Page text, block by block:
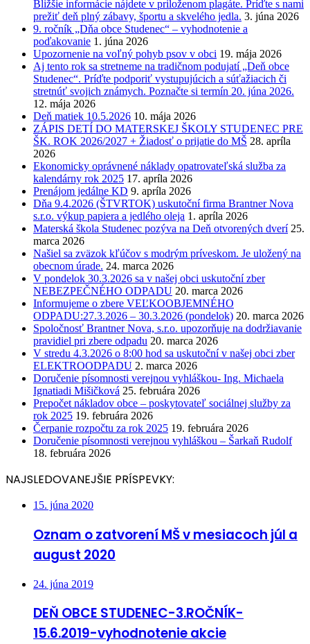
Bližšie informácie nájdete v priloženom plagáte. Príďte s nami
prežiť deň plný zábavy, športu a skvelého jedla. 3. júna 2026
9. ročník „Dňa obce Studenec“ – vyhodnotenie a
poďakovanie 1. júna 2026
Upozornenie na voľný pohyb psov v obci 19. mája 2026
Aj tento rok sa stretneme na tradičnom podujatí „Deň obce
Studenec“. Príďte podporiť vystupujúcich a súťažiacich či
stretnúť svojich známych. Poznačte si termín 20. júna 2026.
12. mája 2026
Deň matiek 10.5.2026 10. mája 2026
ZÁPIS DETÍ DO MATERSKEJ ŠKOLY STUDENEC PRE
ŠK. ROK 2026/2027 + Žiadosť o prijatie do MŠ 28. apríla
2026
Ekonomicky oprávnené náklady opatrovateľská služba za
kalendárny rok 2025 17. apríla 2026
Prenájom jedálne KD 9. apríla 2026
Dňa 9.4.2026 (ŠTVRTOK) uskutoční firma Brantner Nova
s.r.o. výkup papiera a jedlého oleja 1. apríla 2026
Materská škola Studenec pozýva na Deň otvorených dverí 25.
marca 2026
Našiel sa zväzok kľúčov s modrým príveskom. Je uložený na
obecnom úrade. 24. marca 2026
V pondelok 30.3.2026 sa v našej obci uskutoční zber
NEBEZPEČNÉHO ODPADU 20. marca 2026
Informujeme o zbere VEĽKOOBJEMNÉHO
ODPADU:27.3.2026 – 30.3.2026 (pondelok) 20. marca 2026
Spoločnosť Brantner Nova, s.r.o. upozorňuje na dodržiavanie
pravidiel pri zbere odpadu 20. marca 2026
V stredu 4.3.2026 o 8:00 hod sa uskutoční v našej obci zber
ELEKTROODPADU 2. marca 2026
Doručenie písomnosti verejnou vyhláškou- Ing. Michaela
Ignatiadi Mišičková 25. februára 2026
Prepočet nákladov obce – poskytovateľ sociálnej služby za
rok 2025 19. februára 2026
Čerpanie rozpočtu za rok 2025 19. februára 2026
Doručenie písomnosti verejnou vyhláškou – Šarkaň Rudolf
18. februára 2026
NAJSLEDOVANEJŠIE PRÍSPEVKY:
15. júna 2020
Oznam o zatvorení MŠ v mesiacoch júl a
august 2020
24. júna 2019
DEŇ OBCE STUDENEC-3.ROČNÍK-
15.6.2019-vyhodnotenie akcie